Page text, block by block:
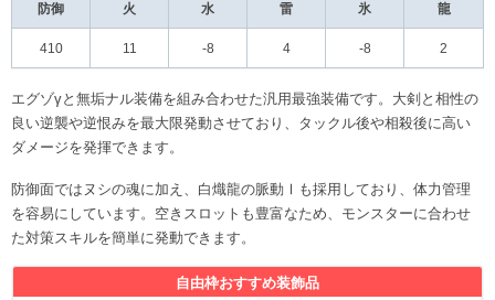
防御 火 水 雷 氷 龍
410 11 -8 4 -8 2
エグゾγと無垢ナル装備を組み合わせた汎用最強装備です。大剣と相性の
良い逆襲や逆恨みを最大限発動させており、タックル後や相殺後に高い
ダメージを発揮できます。
防御面ではヌシの魂に加え、白熾龍の脈動Ⅰも採用しており、体力管理
を容易にしています。空きスロットも豊富なため、モンスターに合わせ
た対策スキルを簡単に発動できます。
自由枠おすすめ装飾品